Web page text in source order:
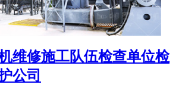
维修施工队伍检查单位检
公司